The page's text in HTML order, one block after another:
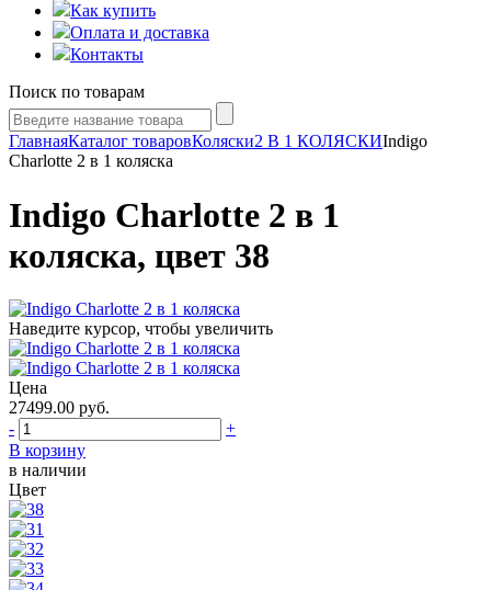
Как купить
Оплата и доставка
Контакты
Поиск по товарам
ГлавнаяКаталог товаровКоляски2 В 1 КОЛЯСКИIndigo
Charlotte 2 в 1 коляска
Indigo Charlotte 2 в 1
коляска, цвет 38
Наведите курсор, чтобы увеличить
Цена
27499.00 руб.
-
+
В корзину
в наличии
Цвет